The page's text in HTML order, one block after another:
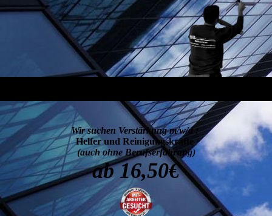
Wir suchen Verstärkung m/w/d :
Helfer und Reinigungskräfte
(auch ohne Berufserfahrung)
ab 16,50€